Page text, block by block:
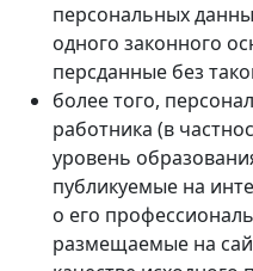
персональных
одного законного
персданные без
более того,
работника (в
уровень
публикуемые на
о его
размещаемые на